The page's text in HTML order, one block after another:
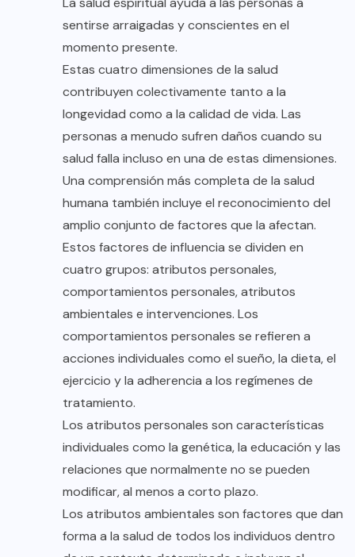
sentirse arraigadas y conscientes en el
momento presente.
Estas cuatro dimensiones de la salud
contribuyen colectivamente tanto a la
longevidad como a la calidad de vida. Las
personas a menudo sufren daños cuando su
salud falla incluso en una de estas dimensiones.
Una comprensión más completa de la salud
humana también incluye el reconocimiento del
amplio conjunto de factores que la afectan.
Estos factores de influencia se dividen en
cuatro grupos: atributos personales,
comportamientos personales, atributos
ambientales e intervenciones. Los
comportamientos personales se refieren a
acciones individuales como el sueño, la dieta, el
ejercicio y la adherencia a los regímenes de
tratamiento.
Los atributos personales son características
individuales como la genética, la educación y las
relaciones que normalmente no se pueden
modificar, al menos a corto plazo.
Los atributos ambientales son factores que dan
forma a la salud de todos los individuos dentro